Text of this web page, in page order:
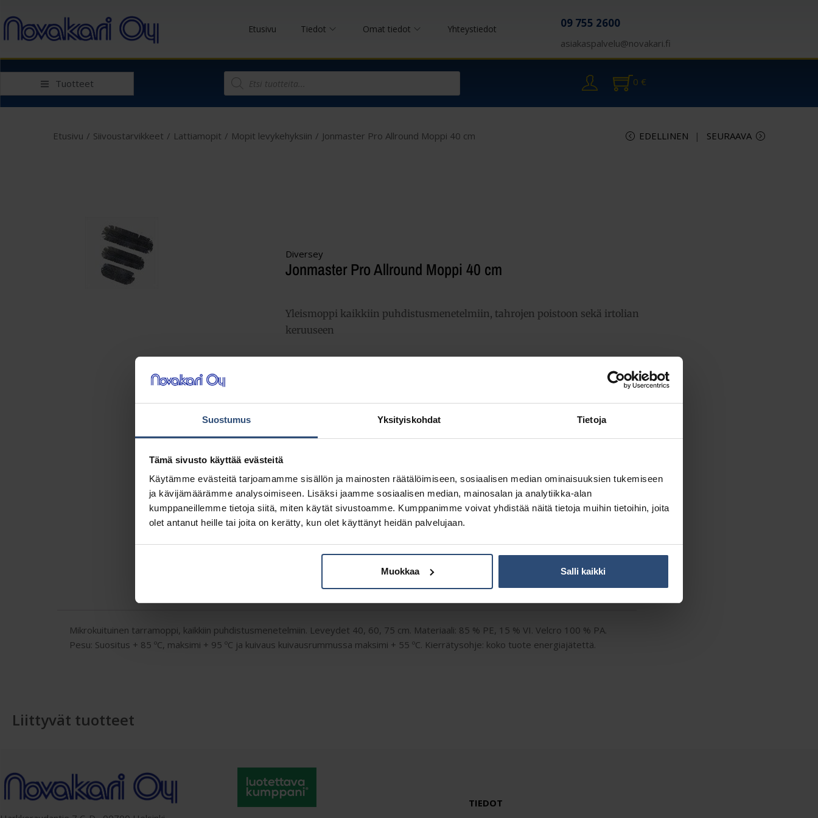
Suostumus Yksityiskohdat Tietoja
Tämä sivusto käyttää evästeitä
Käytämme evästeitä tarjoamamme sisällön ja mainosten räätälöimiseen, sosiaalisen median ominaisuuksien tukemiseen
ja kävijämäärämme analysoimiseen. Lisäksi jaamme sosiaalisen median, mainosalan ja analytiikka-alan
kumppaneillemme tietoja siitä, miten käytät sivustoamme. Kumppanimme voivat yhdistää näitä tietoja muihin tietoihin, joita
olet antanut heille tai joita on kerätty, kun olet käyttänyt heidän palvelujaan.
Muokkaa Salli kaikki
Etusivu Tiedot Omat tiedot Yhteystiedot 09 755 2600
asiakaspalvelu@novakari.fi
Tuotteet 0 €
Etusivu / Siivoustarvikkeet / Lattiamopit / Mopit levykehyksiin / Jonmaster Pro Allround Moppi 40 cm EDELLINEN SEURAAVA
Diversey
Jonmaster Pro Allround Moppi 40 cm
Yleismoppi kaikkiin puhdistusmenetelmiin, tahrojen poistoon sekä irtolian
keruuseen
Tuotetunnus (SKU):7515399
Osasto:Mopit levykehyksiin
Mikrokuituinen tarramoppi, kaikkiin puhdistusmenetelmiin. Leveydet 40, 60, 75 cm. Materiaali: 85 % PE, 15 % VI. Velcro 100 % PA.
Pesu: Suositus + 85 ºC, maksimi + 95 ºC ja kuivaus kuivausrummussa maksimi + 55 ºC. Kierrätysohje: koko tuote energiajätettä.
Liittyvät tuotteet
TIEDOT